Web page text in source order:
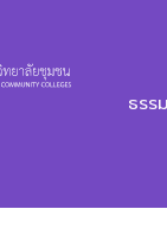
ธรร